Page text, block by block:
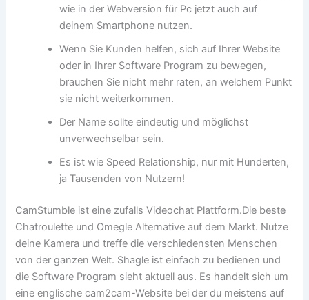
wie in der Webversion für Pc jetzt auch auf
deinem Smartphone nutzen.
Wenn Sie Kunden helfen, sich auf Ihrer Website
oder in Ihrer Software Program zu bewegen,
brauchen Sie nicht mehr raten, an welchem Punkt
sie nicht weiterkommen.
Der Name sollte eindeutig und möglichst
unverwechselbar sein.
Es ist wie Speed Relationship, nur mit Hunderten,
ja Tausenden von Nutzern!
CamStumble ist eine zufalls Videochat Plattform.Die beste
Chatroulette und Omegle Alternative auf dem Markt. Nutze
deine Kamera und treffe die verschiedensten Menschen
von der ganzen Welt. Shagle ist einfach zu bedienen und
die Software Program sieht aktuell aus. Es handelt sich um
eine englische cam2cam-Website bei der du meistens auf